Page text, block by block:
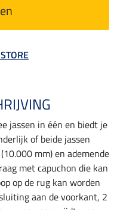
jassen in één en biedt je
of beide jassen
mm) en ademende
met capuchon die kan
op de rug kan worden
aan de voorkant, 2